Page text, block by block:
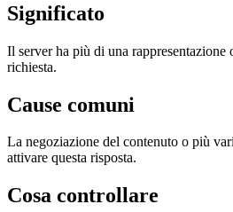
Significato
Il server ha più di una rappresentazione
richiesta.
Cause comuni
La negoziazione del contenuto o più
attivare questa risposta.
Cosa controllare